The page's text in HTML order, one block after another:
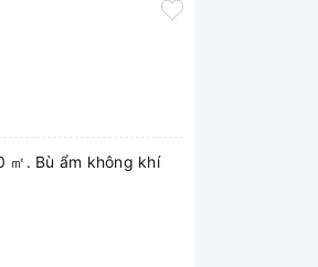
㎡. Bù ẩm không khí